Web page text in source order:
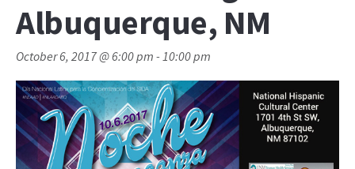
Albuquerque, NM
October 6, 2017 @ 6:00 pm -10:00 pm